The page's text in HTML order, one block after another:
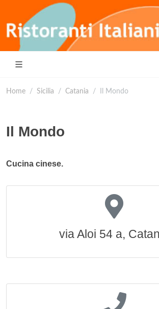
Home Sicilia Catania Il Mondo
Il Mondo
Cucina cinese.
via Aloi 54 a,